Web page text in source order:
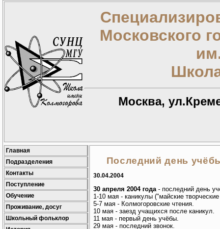
Московского
Москва,
Главная
Подразделения
Контакты
Поступление
Обучение
Проживание, досуг
Школьный фольклор
Последний день
30.04.2004
30 апреля 2004 года- последний день
1-10 мая - каникулы ("майские
5-7 мая - Колмогоровские чтения.
10 мая - заезд учащихся после каникул.
11 мая - первый день учёбы.
29 мая - последний звонок.